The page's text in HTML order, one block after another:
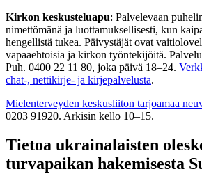
Kirkon keskusteluapu: Palvelevaan
nimettömänä ja luottamuksellisesti, kun
hengellistä tukea. Päivystäjät ovat
vapaaehtoisia ja kirkon työntekijöitä.
Puh. 0400 22 11 80, joka päivä 18–24.
chat-, nettikirje- ja kirjepalvelusta.
Mielenterveyden keskusliiton tarjoamaa
0203 91920. Arkisin kello 10–15.
Tietoa ukrainalaisten
turvapaikan hakemisesta